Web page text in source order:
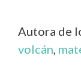
Autora de
volcán,